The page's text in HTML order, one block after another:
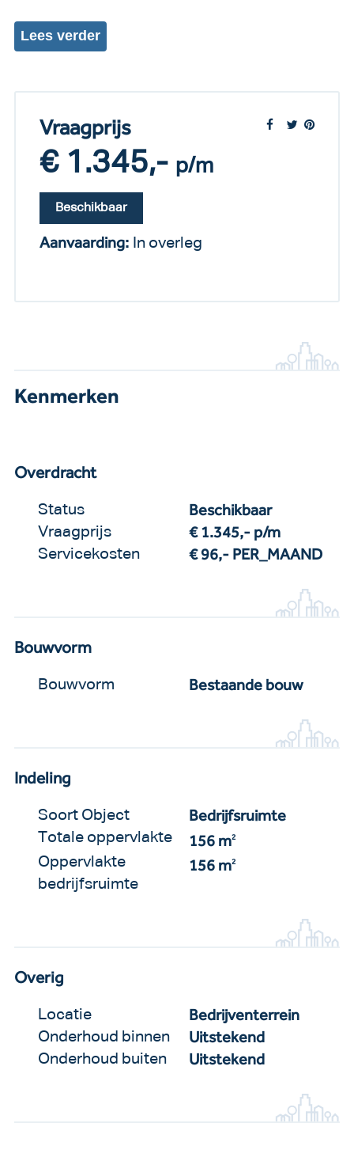
Leesverder
Vraagprijs
€ 1.345,- p/m
Beschikbaar
Aanvaarding: In overleg
Kenmerken
Overdracht
Status Beschikbaar
Vraagprijs € 1.345,- p/m
Servicekosten € 96,- PER_MAAND
Bouwvorm
Bouwvorm Bestaande bouw
Indeling
Soort Object Bedrijfsruimte
Totale oppervlakte 156 m2
Oppervlakte
bedrijfsruimte
156 m2
Overig
Locatie Bedrijventerrein
Onderhoud binnen Uitstekend
Onderhoud buiten Uitstekend